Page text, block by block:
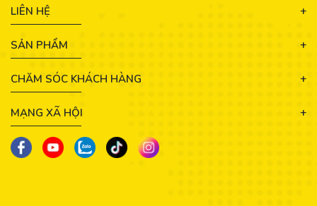
LIÊN HỆ
SẢN PHẨM
CHĂM SÓC KHÁCH HÀNG
MẠNG XÃ HỘI